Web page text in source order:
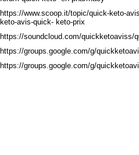
https://www.scoop.it/topic/quick-keto-
keto-avis-quick- keto-prix
https://soundcloud.com/quickketoaviss/
https://groups.google.com/g/
https://groups.google.com/g/